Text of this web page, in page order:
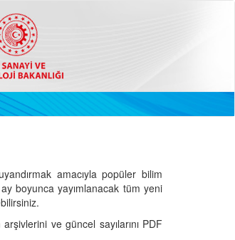
amacıyla popüler bilim
boyunca yayımlanacak tüm yeni
ve güncel sayılarını PDF